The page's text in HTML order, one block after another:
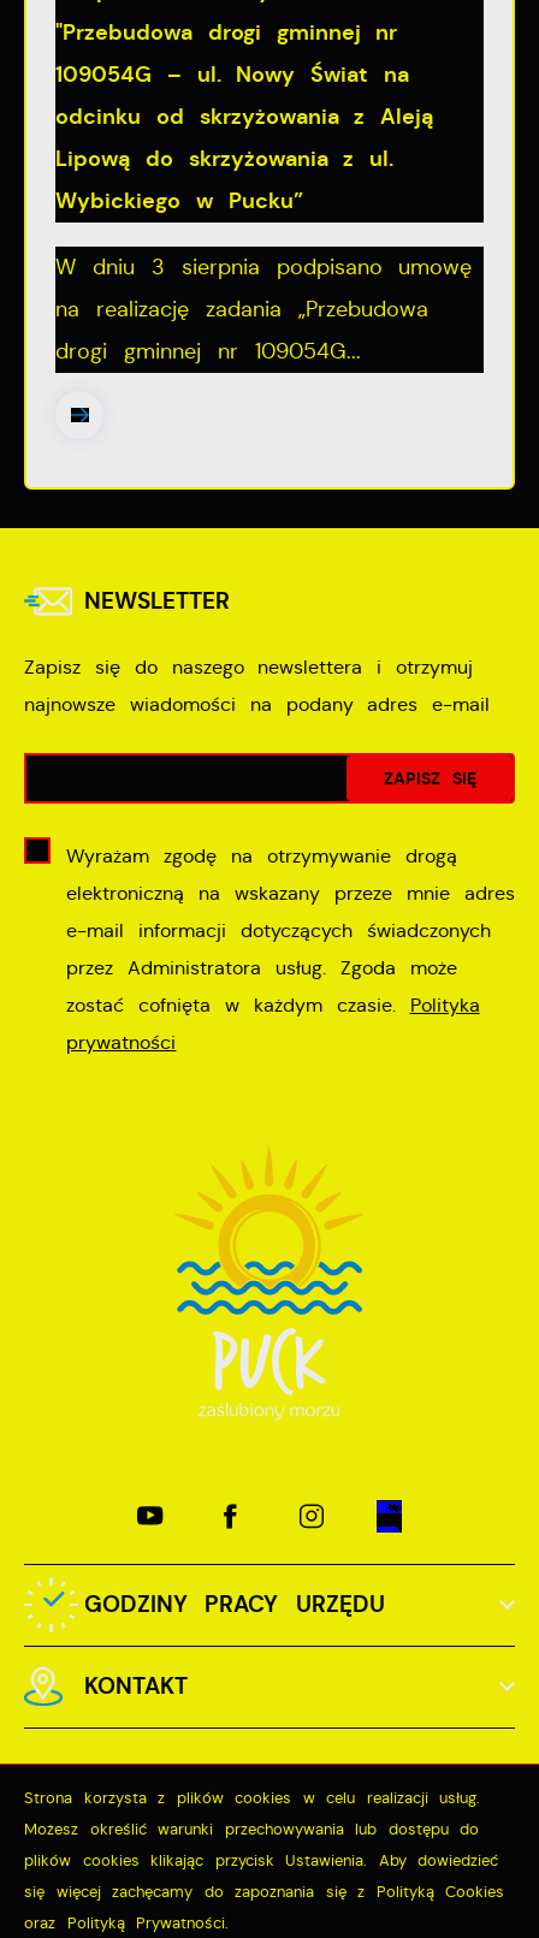
"Przebudowa drogi gminnej nr
109054G – ul. Nowy Świat na
odcinku od skrzyżowania z Aleją
Lipową do skrzyżowania z ul.
Wybickiego w Pucku”
W dniu 3 sierpnia podpisano umowę
na realizację zadania „Przebudowa
drogi gminnej nr 109054G...
NEWSLETTER
Zapisz się do naszego newslettera i otrzymuj
najnowsze wiadomości na podany adres e-mail
Wyrażam zgodę na otrzymywanie drogą
elektroniczną na wskazany przeze mnie adres
e-mail informacji dotyczących świadczonych
przez Administratora usług. Zgoda może
zostać cofnięta w każdym czasie. Polityka
prywatności
GODZINY PRACY URZĘDU
KONTAKT
Odwiedzin: 3725470
Online: 195
Strona korzysta z plików cookies w celu realizacji usług.
Możesz określić warunki przechowywania lub dostępu do
plików cookies klikając przycisk Ustawienia. Aby dowiedzieć
się więcej zachęcamy do zapoznania się z Polityką Cookies
oraz Polityką Prywatności.